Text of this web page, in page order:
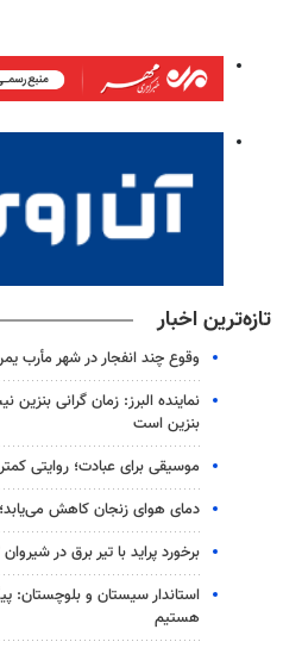
تازه‌ترین اخبار
وقوع چند انفجار در شهر مأرب
نماینده البرز: زمان گرانی
بنزین است
موسیقی برای عبادت؛ روایتی
دمای هوای زنجان کاهش
برخورد پراید با تیر برق در شیروان ۲ کشته و ۲ مصدوم داشت
استاندار سیستان و بلوچستان:
هستیم